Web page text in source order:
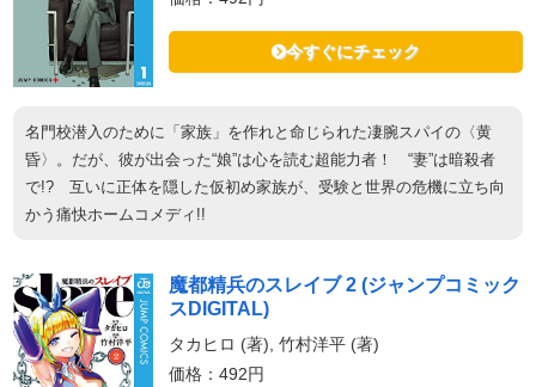
今すぐにチェック
名門校潜入のために「家族」を作れと命じられた凄腕スパイの〈黄
昏〉。だが、彼が出会った“娘”は心を読む超能力者！ “妻”は暗殺者
で!? 互いに正体を隠した仮初め家族が、受験と世界の危機に立ち向
かう痛快ホームコメディ!!
魔都精兵のスレイブ 2 (ジャンプコミック
スDIGITAL)
タカヒロ (著), 竹村洋平 (著)
価格：492円